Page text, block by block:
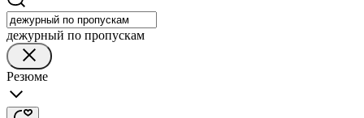
дежурный по пропускам
Резюме